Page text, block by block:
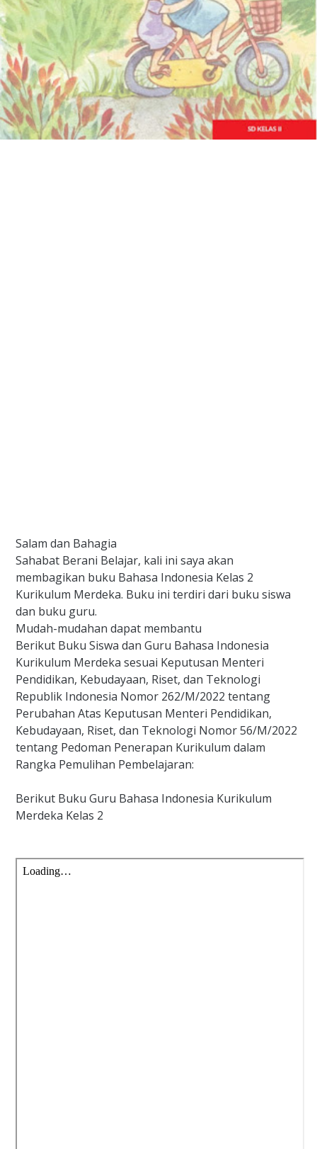
Salam dan Bahagia
Sahabat Berani Belajar, kali ini saya akan
membagikan buku Bahasa Indonesia Kelas 2
Kurikulum Merdeka. Buku ini terdiri dari buku siswa
dan buku guru.
Mudah-mudahan dapat membantu
Berikut Buku Siswa dan Guru Bahasa Indonesia
Kurikulum Merdeka sesuai Keputusan Menteri
Pendidikan, Kebudayaan, Riset, dan Teknologi
Republik Indonesia Nomor 262/M/2022 tentang
Perubahan Atas Keputusan Menteri Pendidikan,
Kebudayaan, Riset, dan Teknologi Nomor 56/M/2022
tentang Pedoman Penerapan Kurikulum dalam
Rangka Pemulihan Pembelajaran:
Berikut Buku Guru Bahasa Indonesia Kurikulum
Merdeka Kelas 2